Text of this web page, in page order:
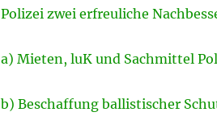
Polizei zwei erfreuliche
a) Mieten, luK und Sachmittel
b) Beschaffung ballistischer